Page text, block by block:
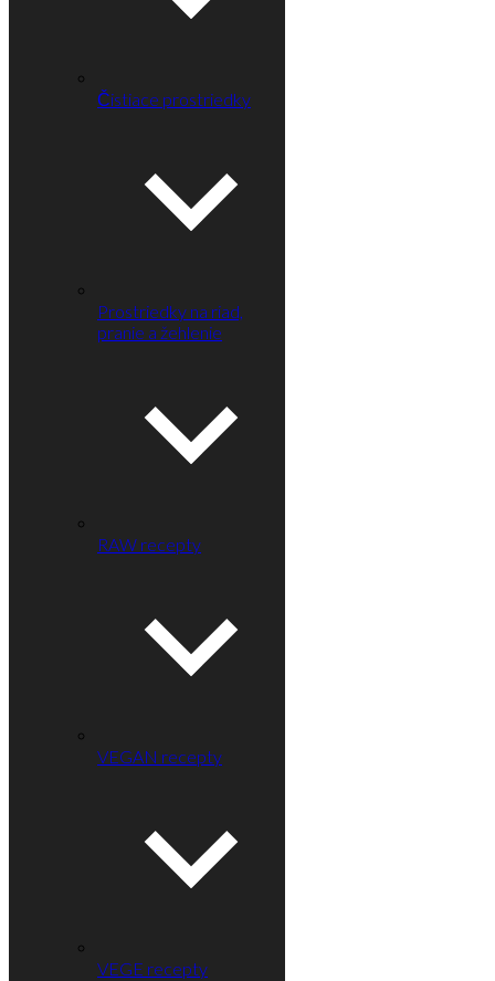
Čistiace prostriedky
Prostriedky na riad,
pranie a žehlenie
RAW recepty
VEGAN recepty
VEGE recepty